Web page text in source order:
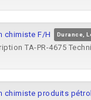
chimiste F/H Durance,
TA-PR-4675
chimiste produits